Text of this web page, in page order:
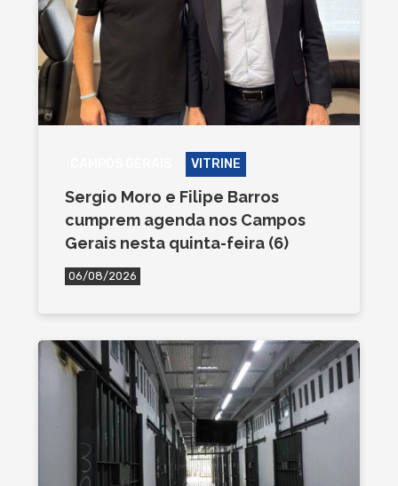
VITRINE
Sergio Moro e Filipe Barros
cumprem agenda nos Campos
Gerais nesta quinta-feira (6)
06/08/2026